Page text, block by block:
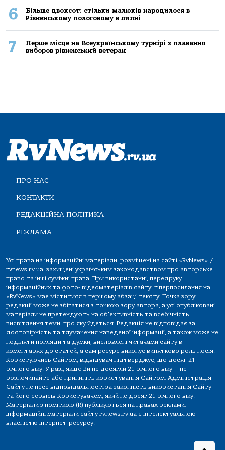
6
Більше двохсот: стільки малюків народилося в
Рівненському пологовому в липні
7
Перше місце на Всеукраїнському турнірі з плавання
виборов рівненський ветеран
ПРО НАС
КОНТАКТИ
РЕДАКЦІЙНА ПОЛІТИКА
РЕКЛАМА
Усі права на інформаційні матеріали, розміщені на сайті «RvNews» /
rvnews.rv.ua, захищені українським законодавством про авторське
право та інші суміжні права. При використанні, передруку
інформаційних та фото-,відеоматеріалів сайту, гіперпосилання на
«RvNews» має міститися в першому абзаці тексту. Точка зору
редакції може не збігатися з точкою зору автора, а усі опубліковані
матеріали не претендують на об'єктивність та всебічність
висвітлення теми, про яку йдеться. Редакція не відповідає за
достовірність та тлумачення наведеної інформації, а також може не
поділяти погляди та думки, висловлені читачами сайту в
коментарях до статей, а сам ресурс виконує винятково роль носія.
Користуючись Сайтом, відвідувач підтверджує, що досяг 21-
річного віку. У разі, якщо Ви не досягли 21-річного віку — не
розпочинайте або припиніть користування Сайтом. Адміністрація
Сайту не несе відповідальності за законність використання Сайту
та його сервісів Користувачем, який не досяг 21-річного віку.
Матеріали з поміткою (R) публікуються на правах реклами.
Інформаційні матеріали сайту rvnews.rv.ua є інтелектуальною
власністю інтернет-ресурсу.